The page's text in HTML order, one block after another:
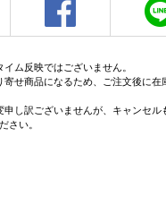
ム反映ではございません。
寄せ商品になるため、ご注文後に
し訳ございませんが、キャンセ
さい。